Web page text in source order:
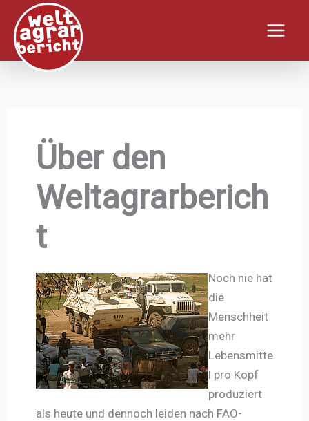
Inhalt
springen
Über den
Weltagrarberich
t
Noch nie hat
die
Menschheit
mehr
Lebensmitte
l pro Kopf
produziert
als heute und dennoch leiden nach FAO-